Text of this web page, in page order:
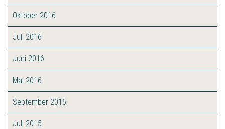
Oktober 2016
Juli 2016
Juni 2016
Mai 2016
September 2015
Juli 2015